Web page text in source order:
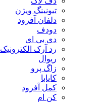
تیونینگ ویژن
دلفان آفرود
دودف
دی بی ای
رد آرک الکترونیک
ریوال
زاگ پرو
کایابا
کمل آفرود
کن ام